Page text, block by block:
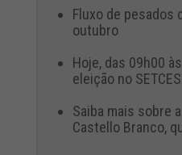
Fluxo de pesados
outubro
Hoje, das 09h00
eleição no
Saiba mais sobre
Castello Branco,